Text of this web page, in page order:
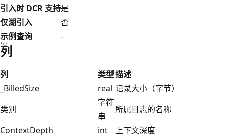
引入时 DCR 支持是
仅湖引入
否
示例查询
-
列
列 类型描述
_BilledSize
real 记录大小（字节）
类别
字符
串
所属日志的名称
ContextDepth
int
上下文深度